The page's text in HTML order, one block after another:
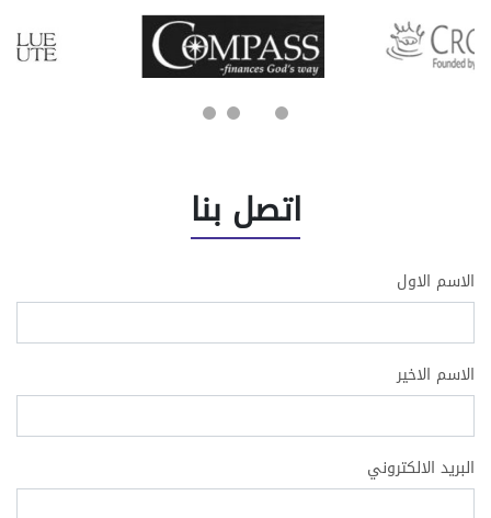
اتصل بنا
الاسم الاخير
البريد الالكتروني
عنوان الموضوع